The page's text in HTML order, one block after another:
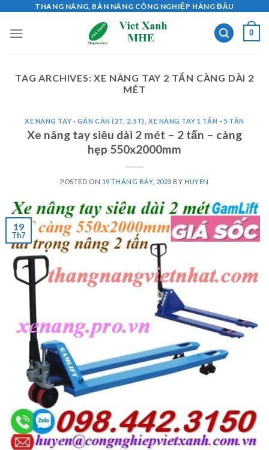
content
THANG NÂNG, BÀN NÂNG CÔNG NGHIỆP HÀNG ĐẦU
0
TAG ARCHIVES:XE NÂNG TAY 2 TẤN CÀNG DÀI 2
MÉT
XE NÂNG TAY - GẮN CÂN (2T, 2.5T) ,XE NÂNG TAY 1 TẤN - 5 TẤN
Xe nâng tay siêu dài 2 mét – 2 tấn – càng
hẹp 550x2000mm
POSTED ON 19 THÁNG BẢY, 2023 BYHUYEN
19
Th7